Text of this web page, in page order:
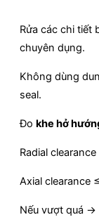
Rửa các chi tiết
chuyên dụng.
Không dùng
seal.
Đo khe hở
Radial
Axial clearance
Nếu vượt quá →